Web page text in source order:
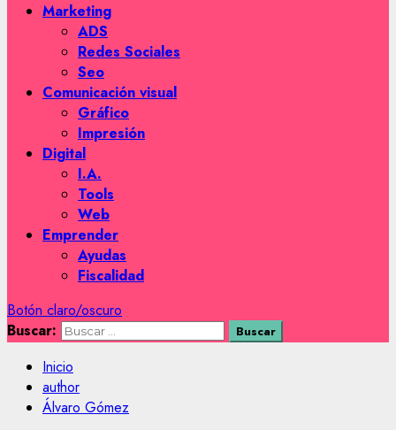
Marketing
ADS
Redes Sociales
Seo
Comunicación visual
Gráfico
Impresión
Digital
I.A.
Tools
Web
Emprender
Ayudas
Fiscalidad
Botón claro/oscuro
Buscar:
Inicio
author
Álvaro Gómez